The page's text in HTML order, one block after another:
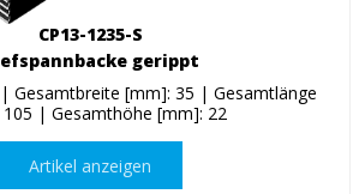
CP13-1235-S
gerippt
| Gesamtbreite [mm]: 35 | Gesamtlänge
| Gesamthöhe [mm]: 22
Artikel anzeigen